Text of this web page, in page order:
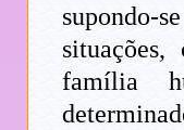
supondo-
família